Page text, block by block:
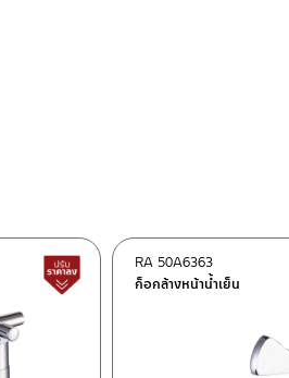
สินค้าปรับราคาลดลง
ก็อกล้างหน้าน้ำเย็น
RA 50A6363